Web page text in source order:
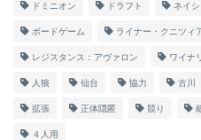
ドミニオン ドラフト ネイ
ボードゲーム ライナー・クニツィ
レジスタンス：アヴァロン ワイナ
人狼 仙台 協力 古川
拡張 正体隠匿 競り
４人用